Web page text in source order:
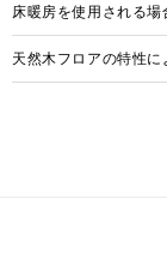
床暖房を使用される場
天然木フロアの特性に